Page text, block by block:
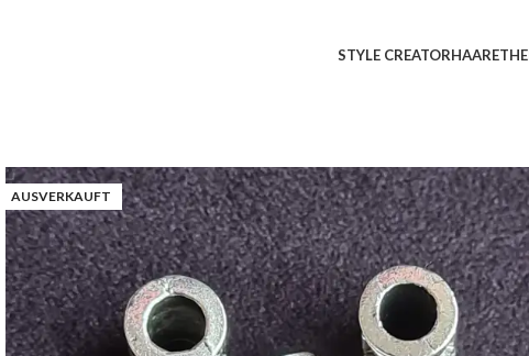
STYLE CREATORHAARE
AUSVERKAUFT